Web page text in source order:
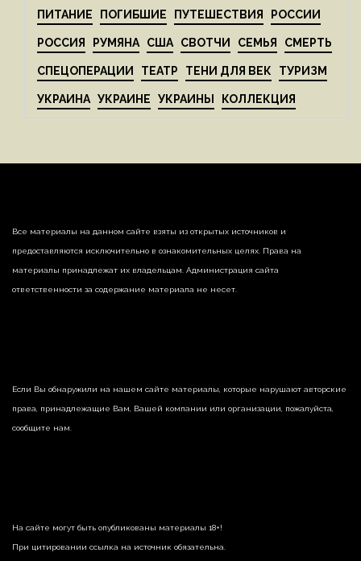
ПИТАНИЕ ПОГИБШИЕ ПУТЕШЕСТВИЯ РОССИИ
РОССИЯ РУМЯНА США СВОТЧИ СЕМЬЯ СМЕРТЬ
СПЕЦОПЕРАЦИИ ТЕАТР ТЕНИ ДЛЯ ВЕК ТУРИЗМ
УКРАИНА УКРАИНЕ УКРАИНЫ КОЛЛЕКЦИЯ
Все материалы на данном сайте взяты из открытых источников и
предоставляются исключительно в ознакомительных целях. Права на
материалы принадлежат их владельцам. Администрация сайта
ответственности за содержание материала не несет.
Если Вы обнаружили на нашем сайте материалы, которые нарушают авторские
права, принадлежащие Вам, Вашей компании или организации, пожалуйста,
сообщите нам.
На сайте могут быть опубликованы материалы 18+!
При цитировании ссылка на источник обязательна.